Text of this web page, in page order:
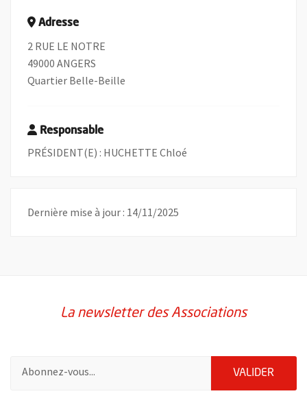
Adresse
2 RUE LE NOTRE
49000 ANGERS
Quartier Belle-Beille
Responsable
PRÉSIDENT(E) : HUCHETTE Chloé
Dernière mise à jour : 14/11/2025
La newsletter des Associations
VALIDER